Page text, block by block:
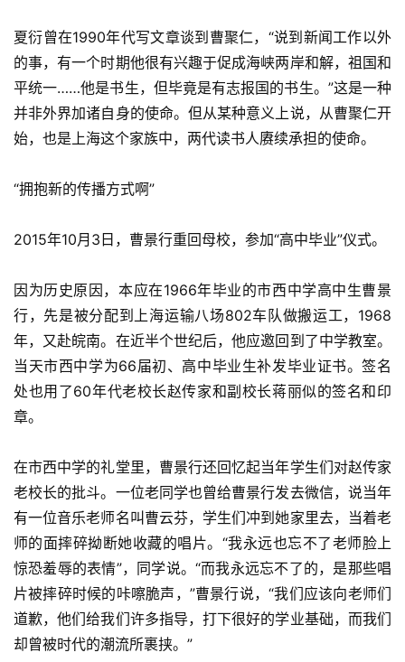
夏衍曾在1990年代写文章谈到曹聚仁，“说到新闻工作以外
的事，有一个时期他很有兴趣于促成海峡两岸和解，祖国和
平统一……他是书生，但毕竟是有志报国的书生。”这是一种
并非外界加诸自身的使命。但从某种意义上说，从曹聚仁开
始，也是上海这个家族中，两代读书人赓续承担的使命。
“拥抱新的传播方式啊”
2015年10月3日，曹景行重回母校，参加“高中毕业”仪式。
因为历史原因，本应在1966年毕业的市西中学高中生曹景
行，先是被分配到上海运输八场802车队做搬运工，1968
年，又赴皖南。在近半个世纪后，他应邀回到了中学教室。
当天市西中学为66届初、高中毕业生补发毕业证书。签名
处也用了60年代老校长赵传家和副校长蒋丽似的签名和印
章。
在市西中学的礼堂里，曹景行还回忆起当年学生们对赵传家
老校长的批斗。一位老同学也曾给曹景行发去微信，说当年
有一位音乐老师名叫曹云芬，学生们冲到她家里去，当着老
师的面摔碎拗断她收藏的唱片。“我永远也忘不了老师脸上
惊恐羞辱的表情”，同学说。“而我永远忘不了的，是那些唱
片被摔碎时候的咔嚓脆声，”曹景行说，“我们应该向老师们
道歉，他们给我们许多指导，打下很好的学业基础，而我们
却曾被时代的潮流所裹挟。”